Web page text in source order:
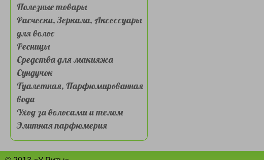
Полезные товары
Расчески, Зеркала, Аксессуары
для волос
Ресницы
Средства для макияжа
Сундучок
Туалетная, Парфюмированная
вода
Уход за волосами и телом
Элитная парфюмерия